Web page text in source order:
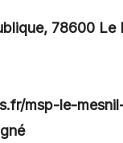
78600
msp-le-